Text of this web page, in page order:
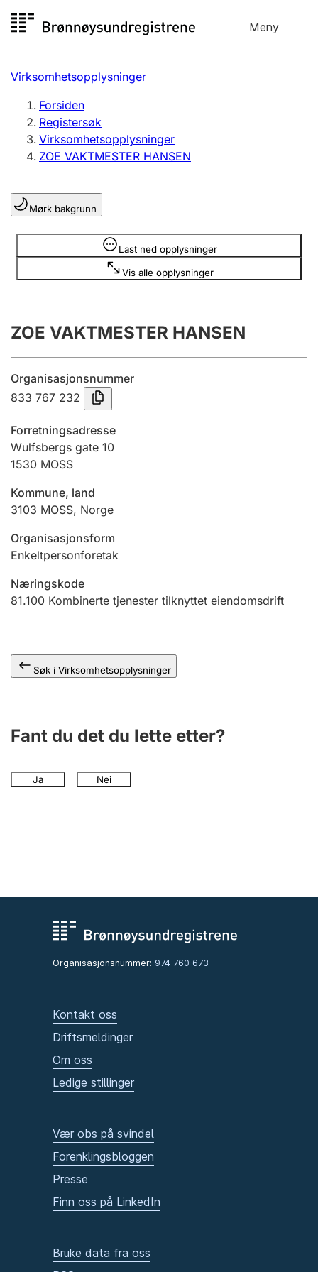
til
Meny
Registersøk
Aksjeselskap
Enkeltpersonforetak
Registrere, endre, slette
Lag og forening
Registrere, endre, slette
Årsregnskap
Innsending og forsinkelsesgebyr
Jeger
Ektepaktveileder
Offentlig sektor
Virksomhetsopplysninger
Forsiden
Registersøk
Virksomhetsopplysninger
ZOE VAKTMESTER HANSEN
Mørk bakgrunn
Last ned opplysninger
Vis alle opplysninger
Opplysninger er skjult
ZOE VAKTMESTER HANSEN
Organisasjonsnummer
833 767 232
Forretningsadresse
Wulfsbergs gate 10
1530 MOSS
Kommune, land
3103 MOSS, Norge
Organisasjonsform
Enkeltpersonforetak
Næringskode
81.100 Kombinerte tjenester tilknyttet eiendomsdrift
Søk i Virksomhetsopplysninger
Fant du det du lette etter?
Ja Nei
Organisasjonsnummer: 974 760 673
Kontakt oss
Driftsmeldinger
Om oss
Ledige stillinger
Vær obs på svindel
Forenklingsbloggen
Presse
Finn oss på LinkedIn
Bruke data fra oss